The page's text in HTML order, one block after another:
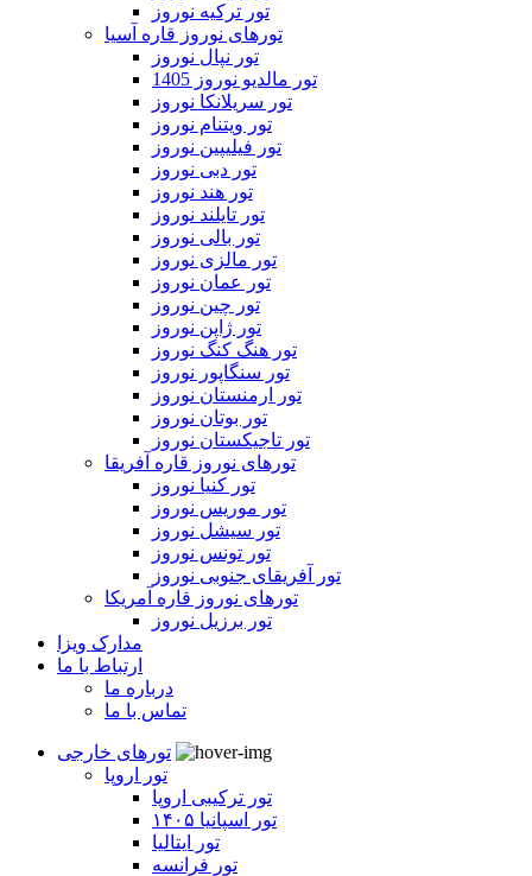
تور ترکیه نوروز
تورهای نوروز قاره آسیا
تور نپال نوروز
تور مالدیو نوروز 1405
تور سریلانکا نوروز
تور ویتنام نوروز
تور فیلیپین نوروز
تور دبی نوروز
تور هند نوروز
تور تایلند نوروز
تور بالی نوروز
تور مالزی نوروز
تور عمان نوروز
تور چین نوروز
تور ژاپن نوروز
تور هنگ کنگ نوروز
تور سنگاپور نوروز
تور ارمنستان نوروز
تور بوتان نوروز
تور تاجیکستان نوروز
تورهای نوروز قاره آفریقا
تور کنیا نوروز
تور موریس نوروز
تور سیشل نوروز
تور تونس نوروز
تور آفریقای جنوبی نوروز
تورهای نوروز قاره آمریکا
تور برزیل نوروز
مدارک ویزا
ارتباط با ما
درباره ما
تماس با ما
تورهای خارجی
تور اروپا
تور ترکیبی اروپا
تور اسپانیا ۱۴۰۵
تور ایتالیا
تور فرانسه